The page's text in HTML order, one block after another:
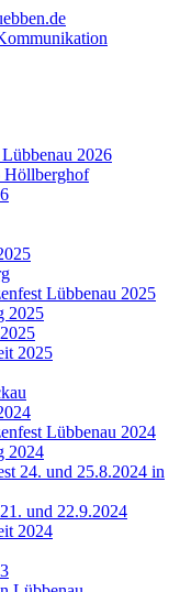
2026
Höllberghof
Lübbenau 2025
2025
2025
Lübbenau 2024
2024
24. und 25.8.2024 in
und 22.9.2024
2024